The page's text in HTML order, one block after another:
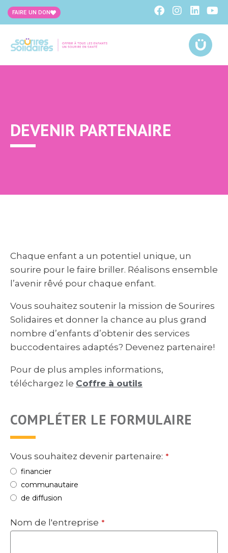
FAIRE UN DON
DEVENIR PARTENAIRE
Chaque enfant a un potentiel unique, un
sourire pour le faire briller. Réalisons ensemble
l’avenir rêvé pour chaque enfant.
Vous souhaitez soutenir la mission de Sourires
Solidaires et donner la chance au plus grand
nombre d’enfants d’obtenir des services
buccodentaires adaptés? Devenez partenaire!
Pour de plus amples informations,
téléchargez le Coffre à outils
COMPLÉTER LE FORMULAIRE
Vous souhaitez devenir partenaire: *
financier
communautaire
de diffusion
Nom de l'entreprise *